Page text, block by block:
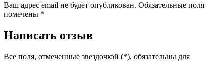
Ваш адрес email не будет опубликован. Обязательные поля
помечены *
Написать отзыв
Все поля, отмеченные звездочкой (*), обязательны для